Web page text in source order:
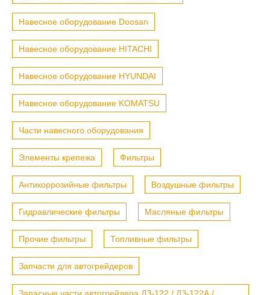
Навесное оборудование Doosan
Навесное оборудование HITACHI
Навесное оборудование HYUNDAI
Навесное оборудование KOMATSU
Части навесного оборудования
Элементы крепежа Фильтры
Антикоррозийные фильтры Воздушные фильтры
Гидравлические фильтры Масляные фильтры
Прочие фильтры Топливные фильтры
Запчасти для автогрейдеров
Запасные части автогрейдера ДЗ-122 / ДЗ-122А /